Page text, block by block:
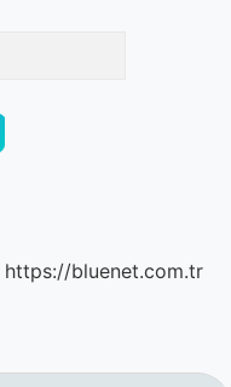
https://bluenet.com.tr